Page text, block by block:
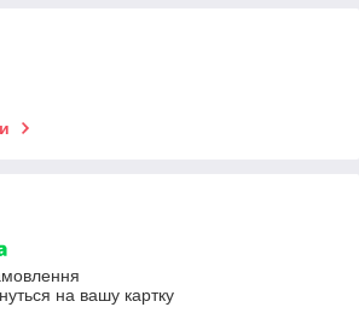
на вашу картку